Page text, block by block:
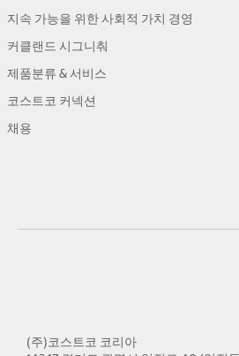
지속 가능을 위한 사회적 가치 경영
커클랜드 시그니춰
제품분류 & 서비스
코스트코 커넥션
채용
(주)코스트코 코리아